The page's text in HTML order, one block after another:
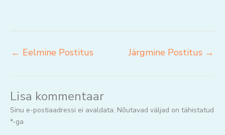
← Eelmine Postitus Järgmine Postitus →
Lisa kommentaar
Sinu e-postiaadressi ei avaldata. Nõutavad väljad on tähistatud
*-ga